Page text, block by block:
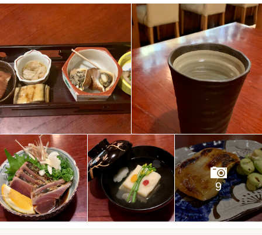
9